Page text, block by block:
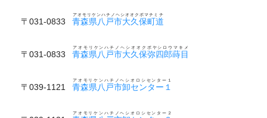
〒031-0833 青森県八戸市大久保町道
アオモリケンハチノヘシオオクボマチミチ
〒031-0833 青森県八戸市大久保弥四郎蒔目
アオモリケンハチノヘシオオクボヤシロウマキメ
〒039-1121 青森県八戸市卸センター１
アオモリケンハチノヘシオロシセンター１
アオモリケンハチノヘシオロシセンター２